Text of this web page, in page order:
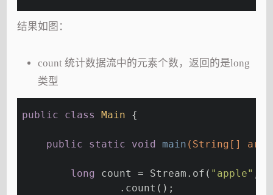
结果如图：
count 统计数据流中的元素个数，返回的是long
类型
public class Main {
public static void main (String[]
long count = Stream.of( "apple"
                .count();